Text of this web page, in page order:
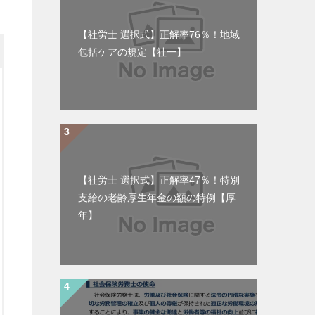
【社労士 選択式】正解率76％！地域
包括ケアの規定【社一】
【社労士 選択式】正解率47％！特別
支給の老齢厚生年金の額の特例【厚
年】